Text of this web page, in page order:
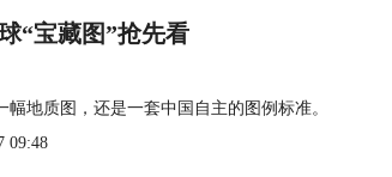
“宝藏图”抢先看
幅地质图，还是一套中国自主的图例标准。
09:48